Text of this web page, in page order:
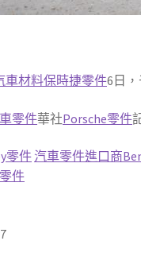
車材料保時捷零件6日
零件華社Porsche零件
零件 汽車零件進口商
件